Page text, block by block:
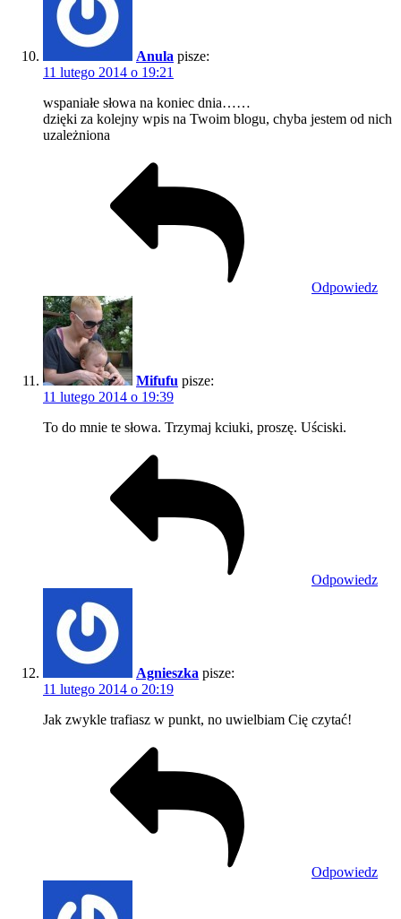
Anula pisze:
11 lutego 2014 o 19:21
wspaniałe słowa na koniec dnia……
dzięki za kolejny wpis na Twoim blogu, chyba jestem od nich
uzależniona
Odpowiedz
Mifufu pisze:
11 lutego 2014 o 19:39
To do mnie te słowa. Trzymaj kciuki, proszę. Uściski.
Odpowiedz
Agnieszka pisze:
11 lutego 2014 o 20:19
Jak zwykle trafiasz w punkt, no uwielbiam Cię czytać!
Odpowiedz